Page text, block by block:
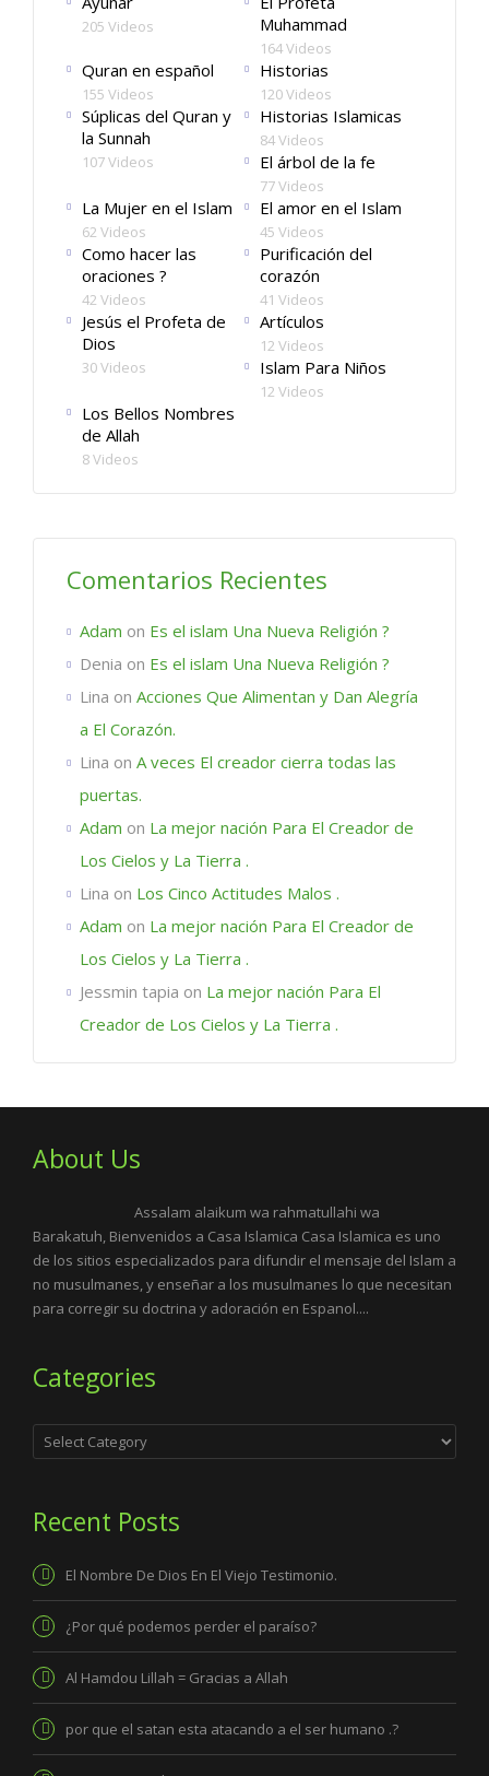
205 Videos
Muhammad
164 Videos
Quran en español
155 Videos
Historias
120 Videos
Súplicas del Quran y
la Sunnah
107 Videos
Historias Islamicas
84 Videos
El árbol de la fe
77 Videos
La Mujer en el Islam
62 Videos
El amor en el Islam
45 Videos
Como hacer las
oraciones ?
42 Videos
Purificación del
corazón
41 Videos
Jesús el Profeta de
Dios
30 Videos
Artículos
12 Videos
Islam Para Niños
12 Videos
Los Bellos Nombres
de Allah
8 Videos
Comentarios Recientes
Adam on Es el islam Una Nueva Religión ?
Denia on Es el islam Una Nueva Religión ?
Lina on Acciones Que Alimentan y Dan Alegría
a El Corazón.
Lina on A veces El creador cierra todas las
puertas.
Adam on La mejor nación Para El Creador de
Los Cielos y La Tierra .
Lina on Los Cinco Actitudes Malos .
Adam on La mejor nación Para El Creador de
Los Cielos y La Tierra .
Jessmin tapia on La mejor nación Para El
Creador de Los Cielos y La Tierra .
About Us
Assalam alaikum wa rahmatullahi wa
Barakatuh, Bienvenidos a Casa Islamica Casa Islamica es uno
de los sitios especializados para difundir el mensaje del Islam a
no musulmanes, y enseñar a los musulmanes lo que necesitan
para corregir su doctrina y adoración en Espanol....
Categories
Categories
Recent Posts
El Nombre De Dios En El Viejo Testimonio.
¿Por qué podemos perder el paraíso?
Al Hamdou Lillah = Gracias a Allah
por que el satan esta atacando a el ser humano .?